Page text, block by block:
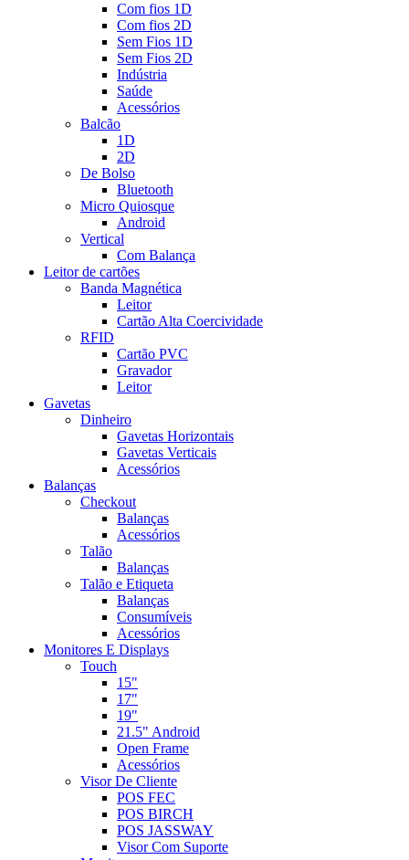
Com fios 1D
Com fios 2D
Sem Fios 1D
Sem Fios 2D
Indústria
Saúde
Acessórios
Balcão
1D
2D
De Bolso
Bluetooth
Micro Quiosque
Android
Vertical
Com Balança
Leitor de cartões
Banda Magnética
Leitor
Cartão Alta Coercividade
RFID
Cartão PVC
Gravador
Leitor
Gavetas
Dinheiro
Gavetas Horizontais
Gavetas Verticais
Acessórios
Balanças
Checkout
Balanças
Acessórios
Talão
Balanças
Talão e Etiqueta
Balanças
Consumíveis
Acessórios
Monitores E Displays
Touch
15"
17"
19"
21.5" Android
Open Frame
Acessórios
Visor De Cliente
POS FEC
POS BIRCH
POS JASSWAY
Visor Com Suporte